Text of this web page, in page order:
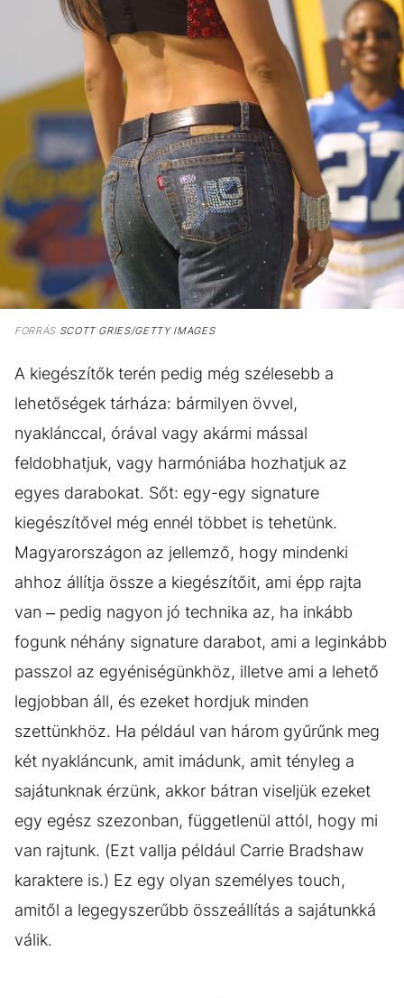
FORRÁSSCOTT GRIES/GETTY IMAGES
A kiegészítők terén pedig még szélesebb a
lehetőségek tárháza: bármilyen övvel,
nyaklánccal, órával vagy akármi mással
feldobhatjuk, vagy harmóniába hozhatjuk az
egyes darabokat. Sőt: egy-egy signature
kiegészítővel még ennél többet is tehetünk.
Magyarországon az jellemző, hogy mindenki
ahhoz állítja össze a kiegészítőit, ami épp rajta
van – pedig nagyon jó technika az, ha inkább
fogunk néhány signature darabot, ami a leginkább
passzol az egyéniségünkhöz, illetve ami a lehető
legjobban áll, és ezeket hordjuk minden
szettünkhöz. Ha például van három gyűrűnk meg
két nyakláncunk, amit imádunk, amit tényleg a
sajátunknak érzünk, akkor bátran viseljük ezeket
egy egész szezonban, függetlenül attól, hogy mi
van rajtunk. (Ezt vallja például Carrie Bradshaw
karaktere is.) Ez egy olyan személyes touch,
amitől a legegyszerűbb összeállítás a sajátunkká
válik.